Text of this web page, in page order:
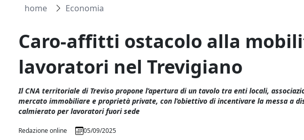
home Economia
Caro-affitti ostacolo alla
lavoratori nel Trevigiano
Il CNA territoriale di Treviso propone l’apertura di un tavolo tra enti locali,
mercato immobiliare e proprietà private, con l’obiettivo di incentivare la messa a
calmierato per lavoratori fuori sede
Redazione online 05/09/2025